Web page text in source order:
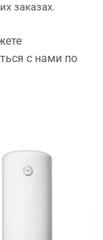
заказах.
с нами по